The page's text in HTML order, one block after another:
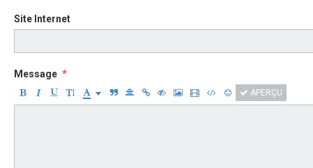
Site Internet
Message
APERÇU